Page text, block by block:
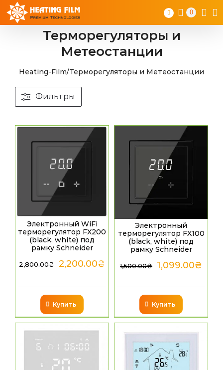
Skip
0
Терморегуляторы и
Метеостанции
Heating-Film/Терморегуляторы и Метеостанции
Электронный WiFi
терморегулятор FX200
(black, white) под
рамку Schneider
2,800.00₴ 2,200.00₴
Купить
Электронный
терморегулятор FX100
(black, white) под
рамку Schneider
1,500.00₴ 1,099.00₴
Купить
Фильтры